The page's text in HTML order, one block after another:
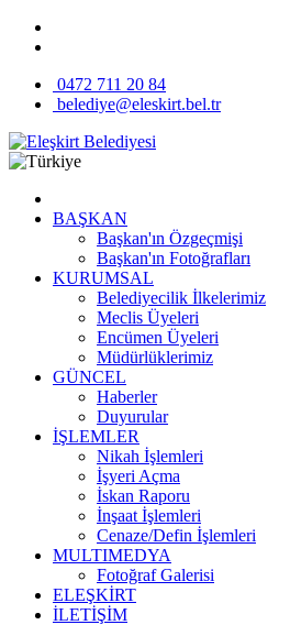
0472 711 20 84
belediye@eleskirt.bel.tr
BAŞKAN
Başkan'ın Özgeçmişi
Başkan'ın Fotoğrafları
KURUMSAL
Belediyecilik İlkelerimiz
Meclis Üyeleri
Encümen Üyeleri
Müdürlüklerimiz
GÜNCEL
Haberler
Duyurular
İŞLEMLER
Nikah İşlemleri
İşyeri Açma
İskan Raporu
İnşaat İşlemleri
Cenaze/Defin İşlemleri
MULTIMEDYA
Fotoğraf Galerisi
ELEŞKİRT
İLETİŞİM